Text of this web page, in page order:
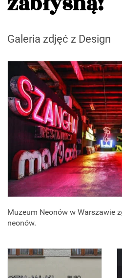
Galeria zdjęć z Design
Muzeum Neonów w Warszawie
neonów.